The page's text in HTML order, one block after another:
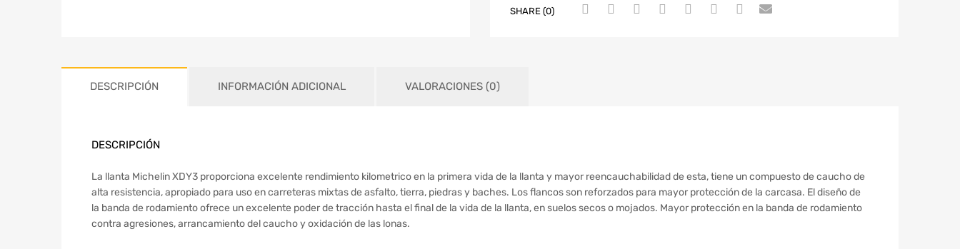
SHARE (0)
DESCRIPCIÓN INFORMACIÓN ADICIONAL VALORACIONES (0)
DESCRIPCIÓN
La llanta Michelin XDY3 proporciona excelente rendimiento kilometrico en la primera vida de la llanta y mayor reencauchabilidad de esta, tiene un compuesto de caucho de
alta resistencia, apropiado para uso en carreteras mixtas de asfalto, tierra, piedras y baches. Los flancos son reforzados para mayor protección de la carcasa. El diseño de
la banda de rodamiento ofrece un excelente poder de tracción hasta el final de la vida de la llanta, en suelos secos o mojados. Mayor protección en la banda de rodamiento
contra agresiones, arrancamiento del caucho y oxidación de las lonas.